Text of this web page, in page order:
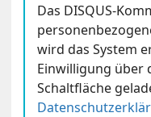
Das DISQUS-
wird das System
Einwilligung über
Schaltfläche